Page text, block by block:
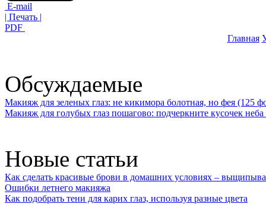
E-mail
| Печать |
PDF
Главная
Обсуждаемые
Макияж для зеленых глаз: не кикимора болотная, но фея (125
Макияж для голубых глаз пошагово: подчеркните кусочек
Новые статьи
Как сделать красивые брови в домашних условиях –
Ошибки летнего макияжа
Как подобрать тени для карих глаз, используя разные цвета